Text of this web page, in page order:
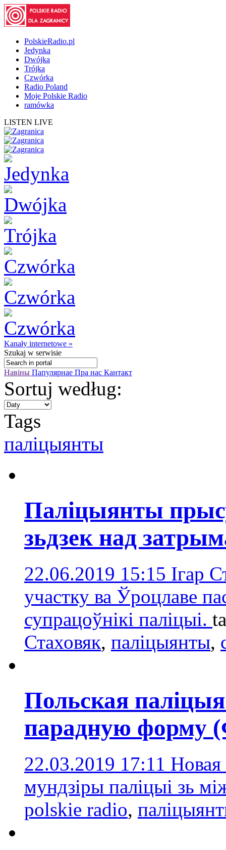
PolskieRadio.pl
Jedynka
Dwójka
Trójka
Czwórka
Radio Poland
Moje Polskie Radio
ramówka
LISTEN LIVE
Kanały internetowe »
Szukaj w serwisie
Навіны Папулярнае Пра нас Кантакт
Sortuj według:
Tags
паліцыянты
Паліцыянты
зьдзек над
22.06.2019 15:15 Ігар
участку ва Ўроцлаве
супрацоўнікі паліцыі.
Стаховяк, паліцыянты,
Польская
парадную форму
22.03.2019 17:11 Новая
мундзіры паліцыі зь
polskie radio,